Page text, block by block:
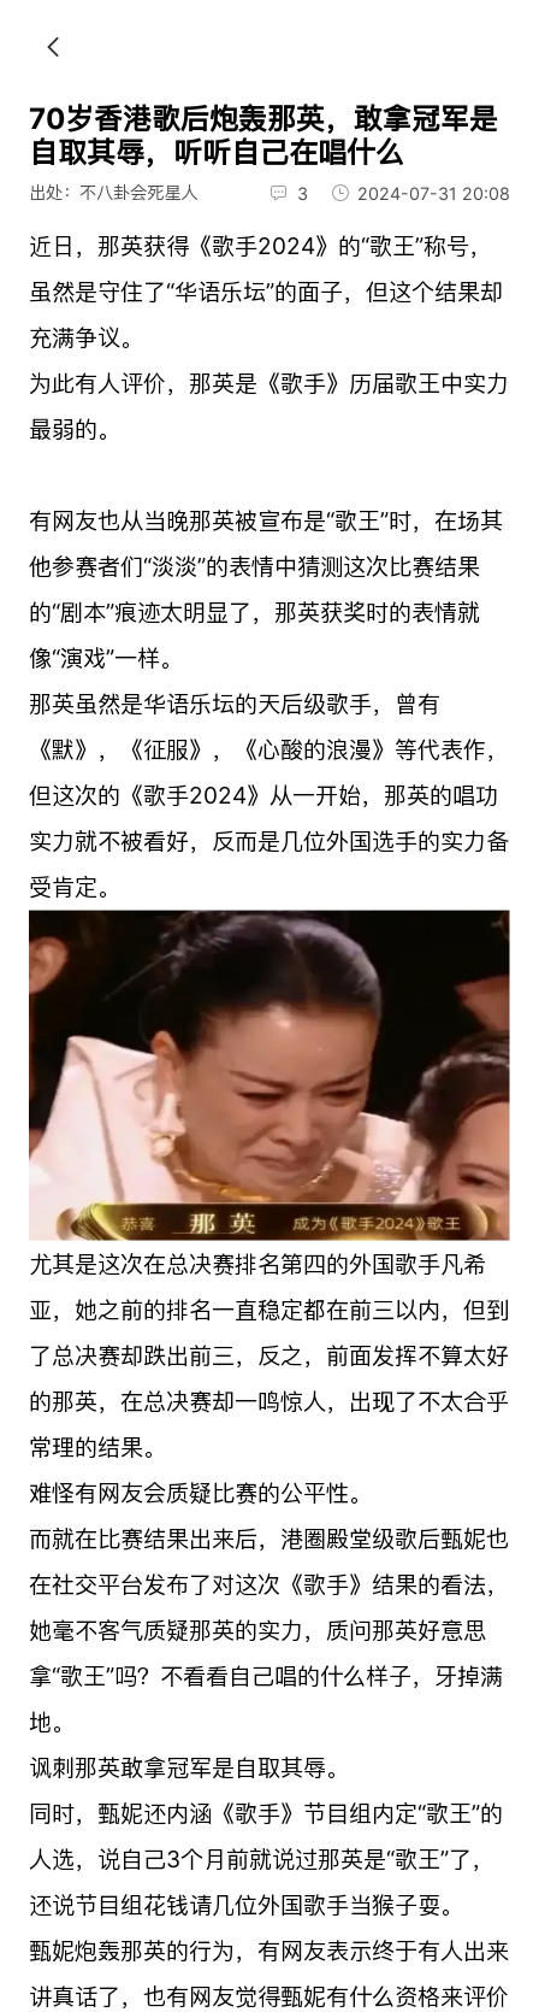
70岁香港歌后炮轰那英，敢拿冠军是
自取其辱，听听自己在唱什么
出处：不八卦会死星人 3 2024-07-31 20:08
近日，那英获得《歌手2024》的“歌王”称号，
虽然是守住了“华语乐坛”的面子，但这个结果却
充满争议。
为此有人评价，那英是《歌手》历届歌王中实力
最弱的。
有网友也从当晚那英被宣布是“歌王”时，在场其
他参赛者们“淡淡”的表情中猜测这次比赛结果
的“剧本”痕迹太明显了，那英获奖时的表情就
像“演戏”一样。
那英虽然是华语乐坛的天后级歌手，曾有
《默》，《征服》，《心酸的浪漫》等代表作，
但这次的《歌手2024》从一开始，那英的唱功
实力就不被看好，反而是几位外国选手的实力备
受肯定。
尤其是这次在总决赛排名第四的外国歌手凡希
亚，她之前的排名一直稳定都在前三以内，但到
了总决赛却跌出前三，反之，前面发挥不算太好
的那英，在总决赛却一鸣惊人，出现了不太合乎
常理的结果。
难怪有网友会质疑比赛的公平性。
而就在比赛结果出来后，港圈殿堂级歌后甄妮也
在社交平台发布了对这次《歌手》结果的看法，
她毫不客气质疑那英的实力，质问那英好意思
拿“歌王”吗？不看看自己唱的什么样子，牙掉满
地。
讽刺那英敢拿冠军是自取其辱。
同时，甄妮还内涵《歌手》节目组内定“歌王”的
人选，说自己3个月前就说过那英是“歌王”了，
还说节目组花钱请几位外国歌手当猴子耍。
甄妮炮轰那英的行为，有网友表示终于有人出来
讲真话了，也有网友觉得甄妮有什么资格来评价